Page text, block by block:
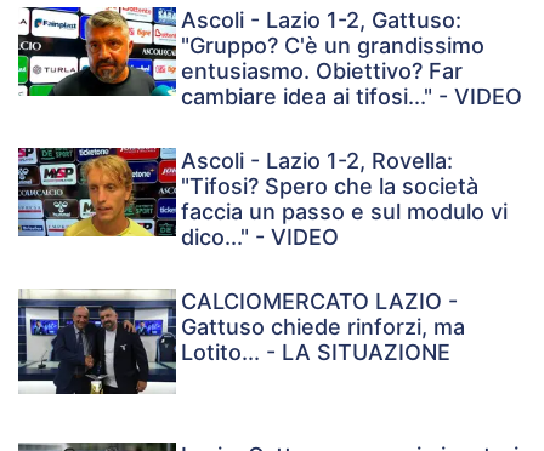
Ascoli - Lazio 1-2, Gattuso:
"Gruppo? C'è un grandissimo
entusiasmo. Obiettivo? Far
cambiare idea ai tifosi..." - VIDEO
Ascoli - Lazio 1-2, Rovella:
"Tifosi? Spero che la società
faccia un passo e sul modulo vi
dico..." - VIDEO
CALCIOMERCATO LAZIO -
Gattuso chiede rinforzi, ma
Lotito... - LA SITUAZIONE